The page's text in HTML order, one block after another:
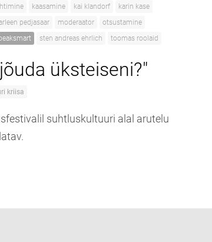
kaasamine kai klandorf
karin kase
pedjasaar moderaator
otsustamine
sten andreas ehrlich toomas roolaid
üksteiseni?"
kriisa
suhtluskultuuri alal arutelu